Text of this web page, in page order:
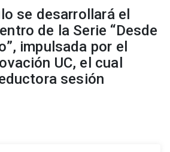
se desarrollará el
de la Serie “Desde
impulsada por el
UC, el cual
sesión